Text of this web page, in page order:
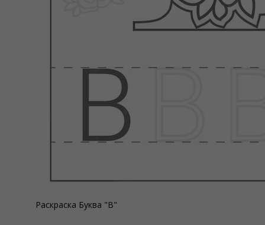
Раскраска Буква "В"